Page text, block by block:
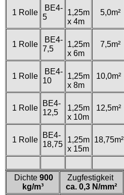
1 Rolle
BE4-
5
1,25m
x 4m
5,0m²
1 Rolle
BE4-
7,5
1,25m
x 6m
7,5m²
1 Rolle
BE4-
10
1,25m
x 8m
10,0m²
1 Rolle
BE4-
12,5
1,25m
x 10m
12,5m²
1 Rolle
BE4-
18,75
1,25m
x 15m
18,75m²
Dichte 900
kg/m³
Zugfestigkeit
ca. 0,3 N/mm²